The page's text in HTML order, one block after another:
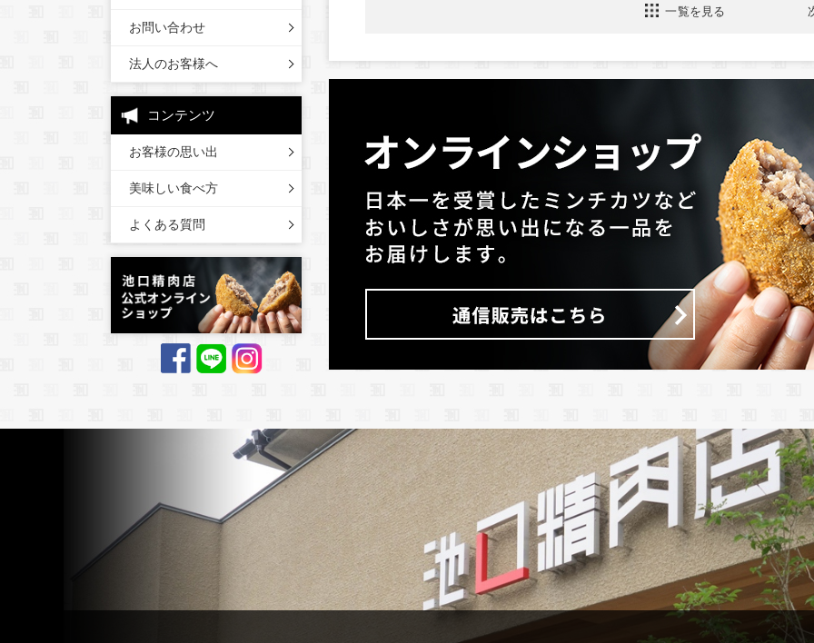
一覧を見る
お問い合わせ
法人のお客様へ
コンテンツ
お客様の思い出
美味しい食べ方
よくある質問